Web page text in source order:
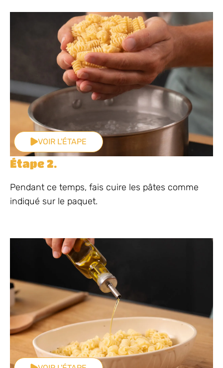
VOIR L'ÉTAPE
Étape 2.
Pendant ce temps, fais cuire les pâtes comme
indiqué sur le paquet.